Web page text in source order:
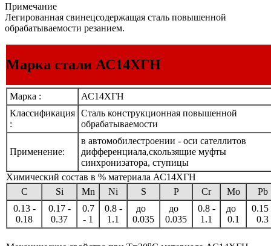
Примечание
Легированная свинецсодержащая сталь повышенной
обрабатываемости резанием.
Марка стали АС14ХГН
Марка :
АС14ХГН
Классификация
:
Сталь конструкционная повышенной
обрабатываемости
Применение:
в автомобилестроении - оси сателлитов
дифференциала,скользящие муфты
синхронизатора, ступицы
Химический состав в % материала АС14ХГН
C
Si Mn Ni S P Cr Mo
Pb
0.13 -
0.18
0.17 -
0.37
0.7
- 1
0.8 -
1.1
до
0.035
до
0.035
0.8 -
1.1
до
0.1
0.15
0.3
o